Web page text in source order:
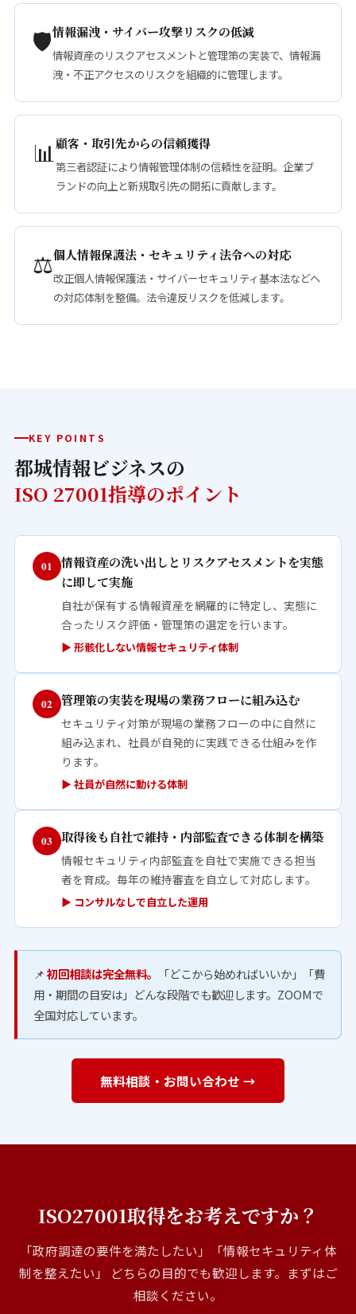
🛡️情報漏洩・サイバー攻撃リスクの低減
情報資産のリスクアセスメントと管理策の実装で、情報漏
洩・不正アクセスのリスクを組織的に管理します。
📊 顧客・取引先からの信頼獲得
第三者認証により情報管理体制の信頼性を証明。企業ブ
ランドの向上と新規取引先の開拓に貢献します。
⚖️個人情報保護法・セキュリティ法令への対応
改正個人情報保護法・サイバーセキュリティ基本法などへ
の対応体制を整備。法令違反リスクを低減します。
KEY POINTS
都城情報ビジネスの
ISO 27001指導のポイント
01
情報資産の洗い出しとリスクアセスメントを実態
に即して実施
自社が保有する情報資産を網羅的に特定し、実態に
合ったリスク評価・管理策の選定を行います。
▶ 形骸化しない情報セキュリティ体制
02 管理策の実装を現場の業務フローに組み込む
セキュリティ対策が現場の業務フローの中に自然に
組み込まれ、社員が自発的に実践できる仕組みを作
ります。
▶ 社員が自然に動ける体制
03 取得後も自社で維持・内部監査できる体制を構築
情報セキュリティ内部監査を自社で実施できる担当
者を育成。毎年の維持審査を自立して対応します。
▶ コンサルなしで自立した運用
📌初回相談は完全無料。
「どこから始めればいいか」「費
用・期間の目安は」どんな段階でも歓迎します。ZOOMで
全国対応しています。
無料相談・お問い合わせ →
ISO27001取得をお考えですか？
「政府調達の要件を満たしたい」「情報セキュリティ体
制を整えたい」 どちらの目的でも歓迎します。まずはご
相談ください。